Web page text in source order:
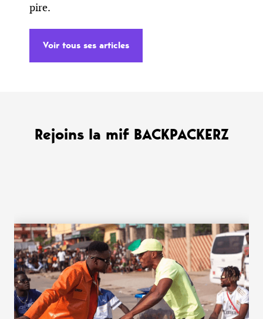
pire.
Voir tous ses articles
Rejoins la mif BACKPACKERZ
WANT MORE ?